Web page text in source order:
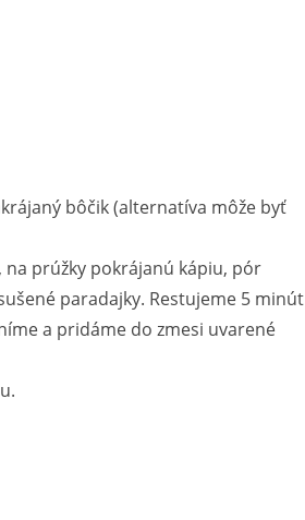
bôčik (alternatíva môže byť
prúžky pokrájanú kápiu, pór
paradajky. Restujeme 5 minút
a pridáme do zmesi uvarené